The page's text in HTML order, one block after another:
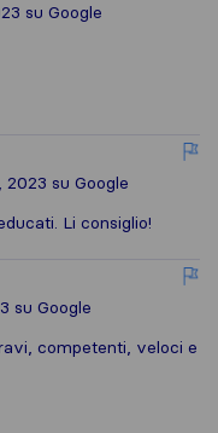
su Google
2023 su Google
Li consiglio!
su Google
competenti, veloci e